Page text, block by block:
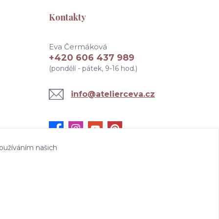
Kontakty
Eva Čermáková
+420 606 437 989
(pondělí - pátek, 9-16 hod.)
info@atelierceva.cz
našich